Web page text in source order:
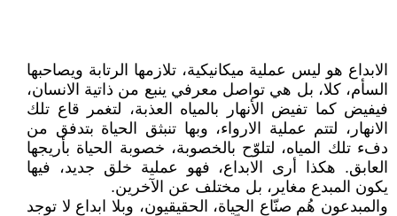
الابداع هو ليس عملية ميكانيكية، تلازمها الرتابة ويصاحبها
السأم، كلا، بل هي تواصل معرفي ينبع من ذاتية الانسان،
فيفيض كما تفيض الأنهار بالمياه العذبة، لتغمر قاع تلك
الانهار، لتتم عملية الارواء، وبها تنبثق الحياة بتدفق من
دفء تلك المياه، لتلوّح بالخصوبة، خصوبة الحياة بأريجها
العابق. هكذا أرى الابداع، فهو عملية خلق جديد، فيها
يكون المبدع مغاير، بل مختلف عن الآخرين.
والمبدعون هُم صنّاع الحياة، الحقيقيون، وبلا ابداع لا توجد